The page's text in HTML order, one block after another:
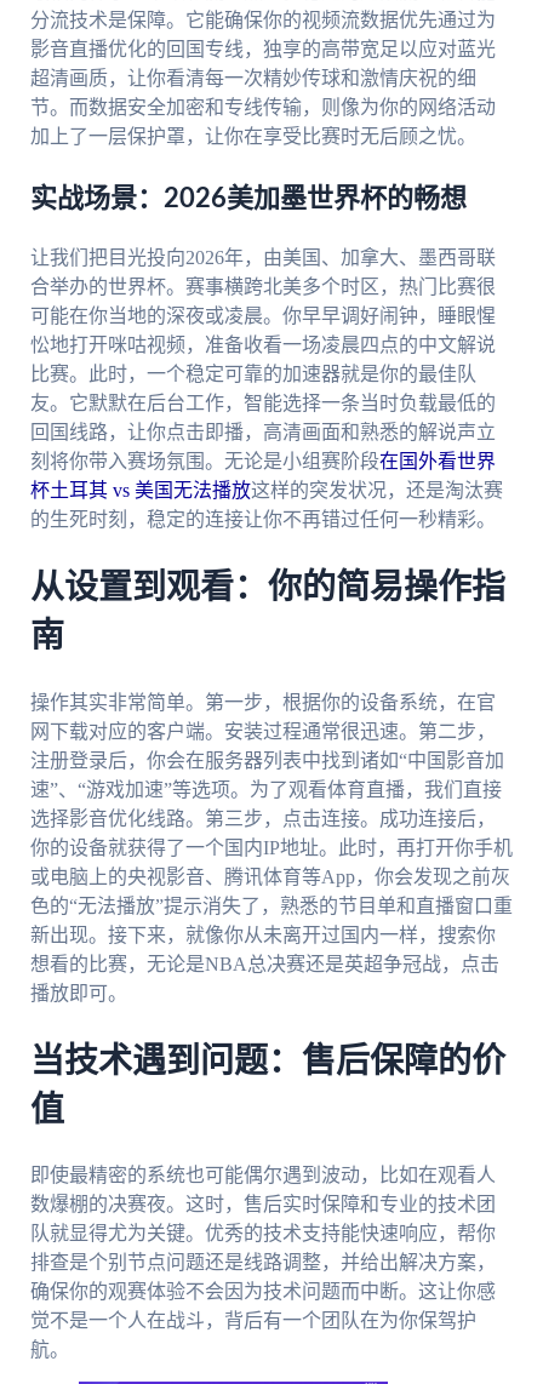
分流技术是保障。它能确保你的视频流数据优先通过为
影音直播优化的回国专线，独享的高带宽足以应对蓝光
超清画质，让你看清每一次精妙传球和激情庆祝的细
节。而数据安全加密和专线传输，则像为你的网络活动
加上了一层保护罩，让你在享受比赛时无后顾之忧。
实战场景：2026美加墨世界杯的畅想
让我们把目光投向2026年，由美国、加拿大、墨西哥联
合举办的世界杯。赛事横跨北美多个时区，热门比赛很
可能在你当地的深夜或凌晨。你早早调好闹钟，睡眼惺
忪地打开咪咕视频，准备收看一场凌晨四点的中文解说
比赛。此时，一个稳定可靠的加速器就是你的最佳队
友。它默默在后台工作，智能选择一条当时负载最低的
回国线路，让你点击即播，高清画面和熟悉的解说声立
刻将你带入赛场氛围。无论是小组赛阶段在国外看世界
杯土耳其 vs 美国无法播放这样的突发状况，还是淘汰赛
的生死时刻，稳定的连接让你不再错过任何一秒精彩。
从设置到观看：你的简易操作指
南
操作其实非常简单。第一步，根据你的设备系统，在官
网下载对应的客户端。安装过程通常很迅速。第二步，
注册登录后，你会在服务器列表中找到诸如“中国影音加
速”、“游戏加速”等选项。为了观看体育直播，我们直接
选择影音优化线路。第三步，点击连接。成功连接后，
你的设备就获得了一个国内IP地址。此时，再打开你手机
或电脑上的央视影音、腾讯体育等App，你会发现之前灰
色的“无法播放”提示消失了，熟悉的节目单和直播窗口重
新出现。接下来，就像你从未离开过国内一样，搜索你
想看的比赛，无论是NBA总决赛还是英超争冠战，点击
播放即可。
当技术遇到问题：售后保障的价
值
即使最精密的系统也可能偶尔遇到波动，比如在观看人
数爆棚的决赛夜。这时，售后实时保障和专业的技术团
队就显得尤为关键。优秀的技术支持能快速响应，帮你
排查是个别节点问题还是线路调整，并给出解决方案，
确保你的观赛体验不会因为技术问题而中断。这让你感
觉不是一个人在战斗，背后有一个团队在为你保驾护
航。